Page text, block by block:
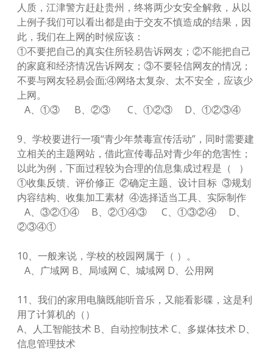
人质，江津警方赶赴贵州，终将两少女安全解救，从以
上例子我们可以看出都是由于交友不慎造成的结果，因
此，我们在上网的时候应该：
①不要把自己的真实住所轻易告诉网友；②不能把自己
的家庭和经济情况告诉网友；③不要轻信网友的情况；
不要与网友轻易会面;④网络太复杂、太不安全，应该少
上网。
A、①③ B、②③ C、①②③ D、①②③④
9、学校要进行一项“青少年禁毒宣传活动”，同时需要建
立相关的主题网站，借此宣传毒品对青少年的危害性；
以此为例，下面过程较为合理的信息集成过程是（ ）
①收集反馈、评价修正 ②确定主题、设计目标 ③规划
内容结构、收集加工素材 ④选择适当工具、实际制作
A、③②①④ B、②①④③ C、①③②④ D、
②③④①
10、一般来说，学校的校园网属于（ ）。
A、广域网 B、局域网 C、城域网 D、公用网
11、我们的家用电脑既能听音乐，又能看影碟，这是利
用了计算机的（）
A、人工智能技术 B、自动控制技术 C、多媒体技术 D、
信息管理技术